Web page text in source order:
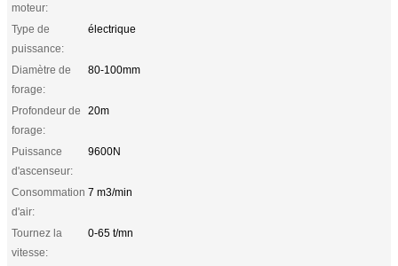
moteur:
Type de
puissance:
électrique
Diamètre de
forage:
80-100mm
Profondeur de
forage:
20m
Puissance
d'ascenseur:
9600N
Consommation
d'air:
7 m3/min
Tournez la
vitesse:
0-65 t/mn